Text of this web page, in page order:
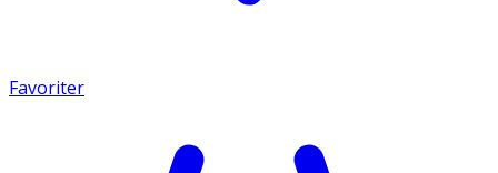
Favoriter